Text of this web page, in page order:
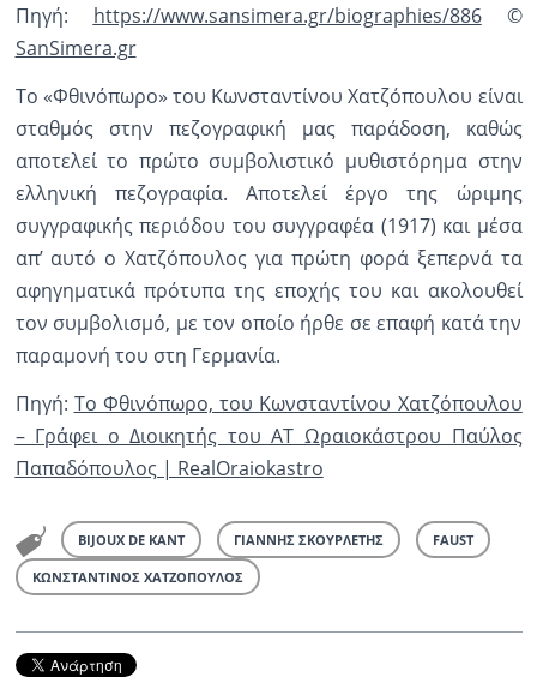
Πηγή: https://www.sansimera.gr/biographies/886©
SanSimera.gr
Το «Φθινόπωρο» του Κωνσταντίνου Χατζόπουλου είναι
σταθμός στην πεζογραφική μας παράδοση, καθώς
αποτελεί το πρώτο συμβολιστικό μυθιστόρημα στην
ελληνική πεζογραφία. Αποτελεί έργο της ώριμης
συγγραφικής περιόδου του συγγραφέα (1917) και μέσα
απ’ αυτό ο Χατζόπουλος για πρώτη φορά ξεπερνά τα
αφηγηματικά πρότυπα της εποχής του και ακολουθεί
τον συμβολισμό, με τον οποίο ήρθε σε επαφή κατά την
παραμονή του στη Γερμανία.
Πηγή: Το Φθινόπωρο, του Κωνσταντίνου Χατζόπουλου
– Γράφει ο Διοικητής του ΑΤ Ωραιοκάστρου Παύλος
Παπαδόπουλος | RealOraiokastro
BIJOUX DE KANT ΓΙΑΝΝΗΣ ΣΚΟΥΡΛΕΤΗΣ FAUST
ΚΩΝΣΤΑΝΤΙΝΟΣ ΧΑΤΖΟΠΟΥΛΟΣ